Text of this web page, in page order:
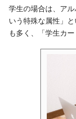
学生の場合は、ア
いう特殊な属性」
も多く、「学生カ